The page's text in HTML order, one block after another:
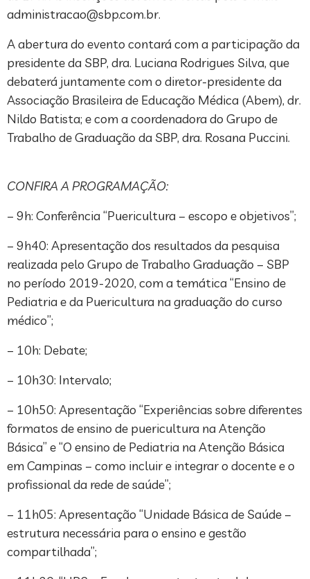
administracao@sbp.com.br.
A abertura do evento contará com a participação da
presidente da SBP, dra. Luciana Rodrigues Silva, que
debaterá juntamente com o diretor-presidente da
Associação Brasileira de Educação Médica (Abem), dr.
Nildo Batista; e com a coordenadora do Grupo de
Trabalho de Graduação da SBP, dra. Rosana Puccini.
CONFIRA A PROGRAMAÇÃO:
– 9h: Conferência “Puericultura – escopo e objetivos”;
– 9h40: Apresentação dos resultados da pesquisa
realizada pelo Grupo de Trabalho Graduação – SBP
no período 2019-2020, com a temática “Ensino de
Pediatria e da Puericultura na graduação do curso
médico”;
– 10h: Debate;
– 10h30: Intervalo;
– 10h50: Apresentação “Experiências sobre diferentes
formatos de ensino de puericultura na Atenção
Básica” e “O ensino de Pediatria na Atenção Básica
em Campinas – como incluir e integrar o docente e o
profissional da rede de saúde”;
– 11h05: Apresentação “Unidade Básica de Saúde –
estrutura necessária para o ensino e gestão
compartilhada”;